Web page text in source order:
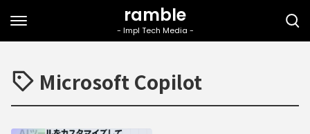
Microsoft Copilot